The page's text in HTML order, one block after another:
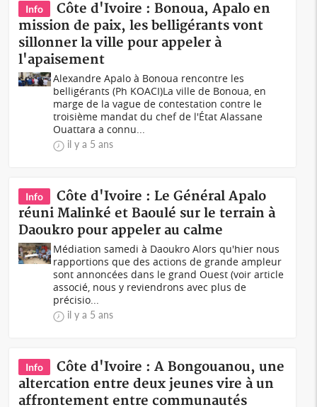
Info
Côte d'Ivoire : Bonoua, Apalo en
mission de paix, les belligérants vont
sillonner la ville pour appeler à
l'apaisement
Alexandre Apalo à Bonoua rencontre les
belligérants (Ph KOACI)La ville de Bonoua, en
marge de la vague de contestation contre le
troisième mandat du chef de l'État Alassane
Ouattara a connu...
il y a 5 ans
Info
Côte d'Ivoire : Le Général Apalo
réuni Malinké et Baoulé sur le terrain à
Daoukro pour appeler au calme
Médiation samedi à Daoukro Alors qu'hier nous
rapportions que des actions de grande ampleur
sont annoncées dans le grand Ouest (voir article
associé, nous y reviendrons avec plus de
précisio...
il y a 5 ans
Info
Côte d'Ivoire : A Bongouanou, une
altercation entre deux jeunes vire à un
affrontement entre communautés